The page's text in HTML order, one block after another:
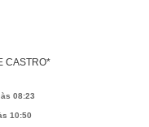
CASTRO*
08:23
10:50